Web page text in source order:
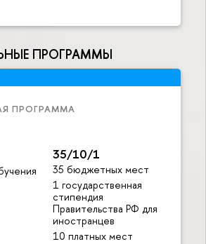
ПРОГРАММЫ
ПРОГРАММА
35/10/1
35 бюджетных мест
1 государственная
стипендия
Правительства РФ для
иностранце
10 платных мест